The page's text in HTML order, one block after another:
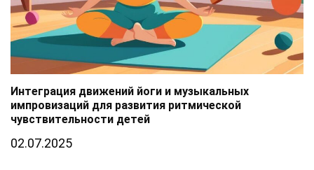
Интеграция движений йоги и музыкальных
импровизаций для развития ритмической
чувствительности детей
02.07.2025